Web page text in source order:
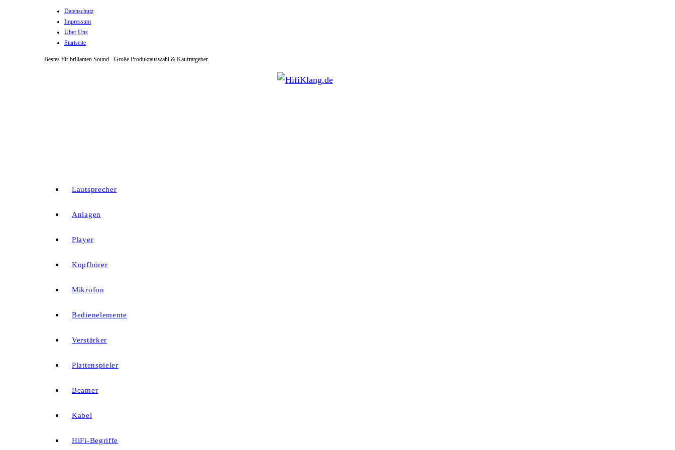
Datenschutz
Impressum
Über Uns
Startseite
Bestes für brillanten Sound - Große Produktauswahl & Kaufratgeber
Lautsprecher
Anlagen
Player
Kopfhörer
Mikrofon
Bedienelemente
Verstärker
Plattenspieler
Beamer
Kabel
HiFi-Begriffe